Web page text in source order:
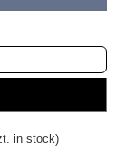
in stock)